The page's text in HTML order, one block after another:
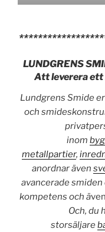
LUNDGRENS
Att leverera ett
Lundgrens Smide
och
inom
metallpartier,
anordnar även
avancerade
kompetens och även
Och, du
storsäljare